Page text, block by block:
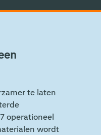
te laten
operationeel
wordt